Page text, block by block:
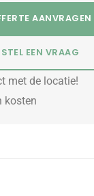
AANVRAGEN
STEL EEN VRAAG
met de locatie!
kosten